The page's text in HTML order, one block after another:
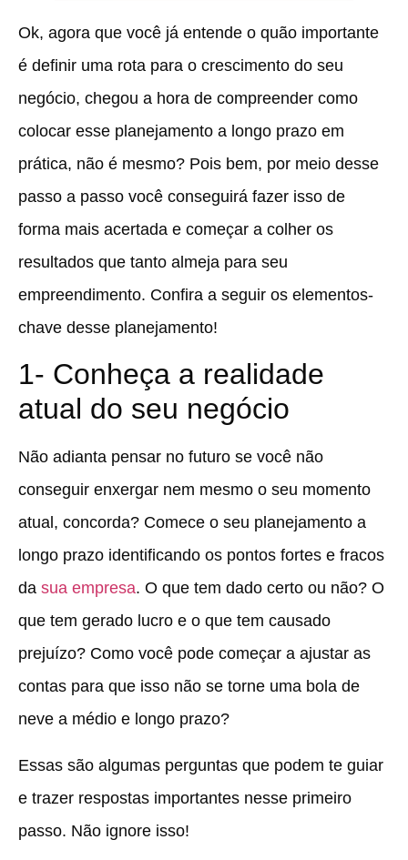
Ok, agora que você já entende o quão importante
é definir uma rota para o crescimento do seu
negócio, chegou a hora de compreender como
colocar esse planejamento a longo prazo em
prática, não é mesmo? Pois bem, por meio desse
passo a passo você conseguirá fazer isso de
forma mais acertada e começar a colher os
resultados que tanto almeja para seu
empreendimento. Confira a seguir os elementos-
chave desse planejamento!
1- Conheça a realidade
atual do seu negócio
Não adianta pensar no futuro se você não
conseguir enxergar nem mesmo o seu momento
atual, concorda? Comece o seu planejamento a
longo prazo identificando os pontos fortes e fracos
da sua empresa. O que tem dado certo ou não? O
que tem gerado lucro e o que tem causado
prejuízo? Como você pode começar a ajustar as
contas para que isso não se torne uma bola de
neve a médio e longo prazo?
Essas são algumas perguntas que podem te guiar
e trazer respostas importantes nesse primeiro
passo. Não ignore isso!